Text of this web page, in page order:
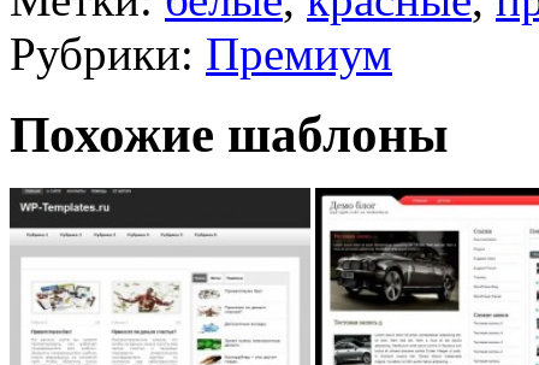
Рубрики: Премиум
Похожие шаблоны